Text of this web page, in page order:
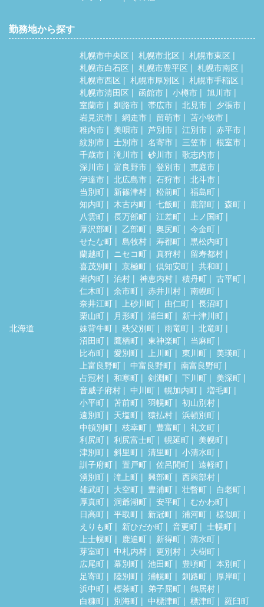
勤務地から探す
北海道
札幌市中央区 札幌市北区
札幌市東区
札幌市白石区
札幌市豊平区
札幌市南区
札幌市西区
札幌市厚別区
札幌市手稲区
札幌市清田区
函館市 小樽市
旭川市
室蘭市
釧路市 帯広市 北見市
夕張市
岩見沢市
網走市 留萌市
苫小牧市
稚内市
美唄市 芦別市 江別市
赤平市
紋別市
士別市 名寄市 三笠市
根室市
千歳市
滝川市 砂川市
歌志内市
深川市
富良野市 登別市
恵庭市
伊達市
北広島市 石狩市
北斗市
当別町
新篠津村 松前町
福島町
知内町
木古内町 七飯町 鹿部町
森町
八雲町
長万部町 江差町
上ノ国町
厚沢部町
乙部町 奥尻町
今金町
せたな町
島牧村 寿都町
黒松内町
蘭越町
ニセコ町 真狩村
留寿都村
喜茂別町
京極町 倶知安町
共和町
岩内町
泊村 神恵内村 積丹町
古平町
仁木町
余市町 赤井川村
南幌町
奈井江町
上砂川町 由仁町
長沼町
栗山町
月形町 浦臼町
新十津川町
妹背牛町
秩父別町 雨竜町
北竜町
沼田町
鷹栖町 東神楽町
当麻町
比布町
愛別町 上川町 東川町
美瑛町
上富良野町
中富良野町
南富良野町
占冠村
和寒町 剣淵町 下川町
美深町
音威子府村
中川町 幌加内町
増毛町
小平町
苫前町 羽幌町
初山別村
遠別町
天塩町 猿払村
浜頓別町
中頓別町
枝幸町 豊富町
礼文町
利尻町
利尻富士町 幌延町
美幌町
津別町
斜里町 清里町
小清水町
訓子府町
置戸町 佐呂間町
遠軽町
湧別町
滝上町 興部町
西興部村
雄武町
大空町 豊浦町 壮瞥町
白老町
厚真町
洞爺湖町 安平町
むかわ町
日高町
平取町 新冠町 浦河町
様似町
えりも町
新ひだか町 音更町
士幌町
上士幌町
鹿追町 新得町
清水町
芽室町
中札内村 更別村
大樹町
広尾町
幕別町 池田町 豊頃町
本別町
足寄町
陸別町 浦幌町 釧路町
厚岸町
浜中町
標茶町 弟子屈町
鶴居村
白糠町
別海町 中標津町 標津町 羅臼町